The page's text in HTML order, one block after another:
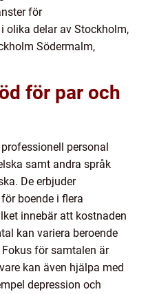
för
i olika delar av Stockholm,
Södermalm,
för par och
personal
samt andra språk
De erbjuder
boende i flera
innebär att kostnaden
kan variera beroende
för samtalen är
kan även hjälpa med
depression och